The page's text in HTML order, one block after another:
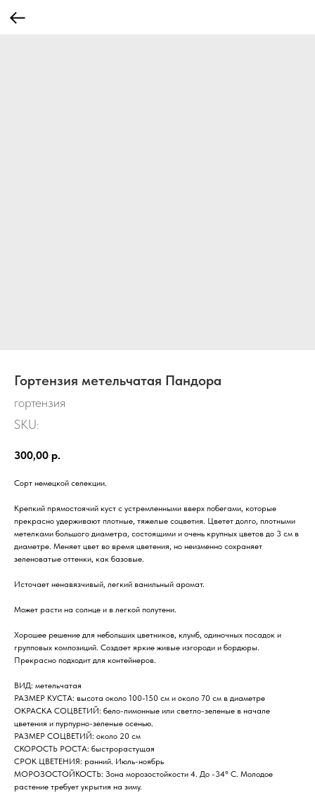
Гортензия метельчатая Пандора
гортензия
SKU:
300,00 р.
Сорт немецкой селекции.
Крепкий прямостоячий куст с устремленными вверх побегами, которые
прекрасно удерживают плотные, тяжелые соцветия. Цветет долго, плотными
метелками большого диаметра, состоящими и очень крупных цветов до 3 см в
диаметре. Меняет цвет во время цветения, но неизменно сохраняет
зеленоватые оттенки, как базовые.
Источает ненавязчивый, легкий ванильный аромат.
Может расти на солнце и в легкой полутени.
Хорошее решение для небольших цветников, клумб, одиночных посадок и
групповых композиций. Создает яркие живые изгороди и бордюры.
Прекрасно подходит для контейнеров.
ВИД: метельчатая
РАЗМЕР КУСТА: высота около 100-150 см и около 70 см в диаметре
ОКРАСКА СОЦВЕТИЙ: бело-лимонные или светло-зеленые в начале
цветения и пурпурно-зеленые осенью.
РАЗМЕР СОЦВЕТИЙ: около 20 см
СКОРОСТЬ РОСТА: быстрорастущая
СРОК ЦВЕТЕНИЯ: ранний. Июль-ноябрь
МОРОЗОСТОЙКОСТЬ: Зона морозостойкости 4. До -34° C. Молодое
растение требует укрытия на зиму.